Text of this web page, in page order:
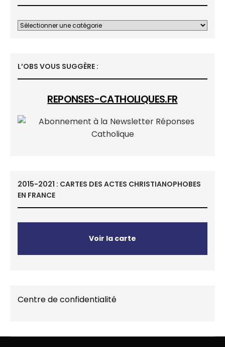
L’OBS VOUS SUGGÈRE :
REPONSES-CATHOLIQUES.FR
2015-2021 : CARTES DES ACTES CHRISTIANOPHOBES
EN FRANCE
Voir la carte
Centre de confidentialité